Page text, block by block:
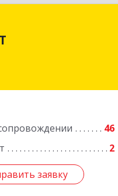
46
2
заявку
Респ, Назрань г,
округ тер, Московская
заявку